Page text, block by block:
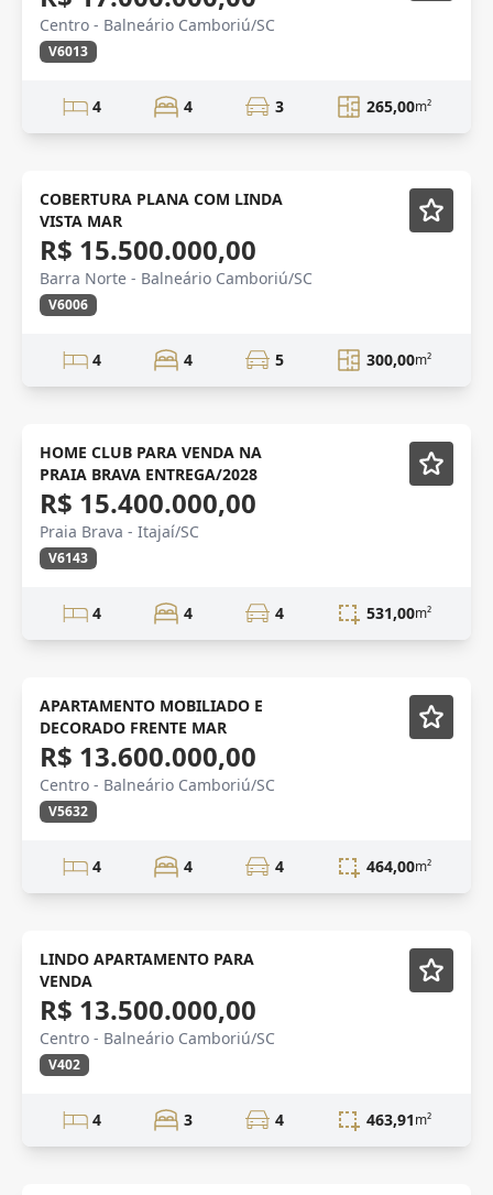
Centro - Balneário Camboriú/SC
V6013
4 4 3 265,00m²
COBERTURA PLANA COM LINDA
VISTA MAR
R$ 15.500.000,00
Barra Norte - Balneário Camboriú/SC
V6006
4 4 5 300,00m²
PRAIA BRAVA
HOME CLUB PARA VENDA NA
PRAIA BRAVA ENTREGA/2028
R$ 15.400.000,00
Praia Brava - Itajaí/SC
V6143
4 4 4 531,00m²
VENDA
APARTAMENTO MOBILIADO E
DECORADO FRENTE MAR
R$ 13.600.000,00
Centro - Balneário Camboriú/SC
V5632
4 4 4 464,00m²
VENDA
LINDO APARTAMENTO PARA
VENDA
R$ 13.500.000,00
Centro - Balneário Camboriú/SC
V402
4 3 4 463,91m²